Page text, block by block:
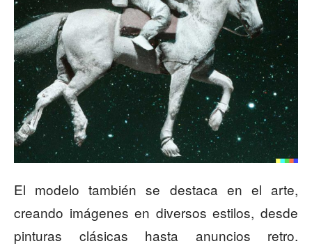
El modelo también se destaca en el arte,
creando imágenes en diversos estilos, desde
pinturas clásicas hasta anuncios retro.